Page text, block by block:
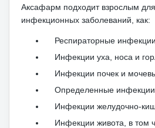
Аксафарм подходит взрослым
инфекционных заболеваний, как:
Респираторные
Инфекции уха, носа и
Инфекции почек и
Определенные инфекции
Инфекции желудочно-
Инфекции живота, в том